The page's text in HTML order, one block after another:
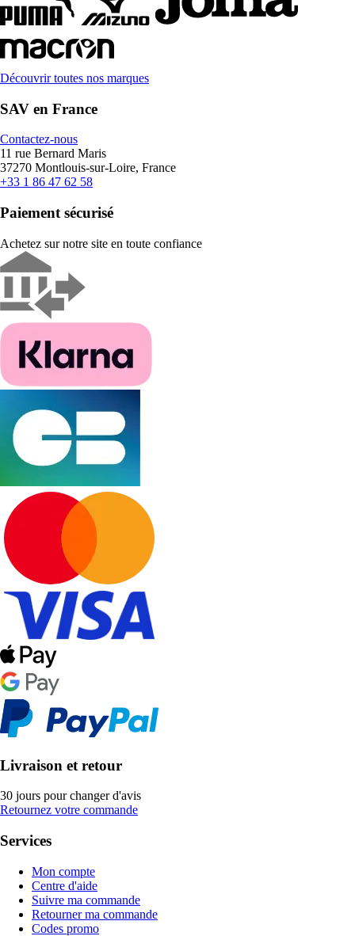
Découvrir toutes nos marques
SAV en France
Contactez-nous
11 rue Bernard Maris
37270 Montlouis-sur-Loire, France
+33 1 86 47 62 58
Paiement sécurisé
Achetez sur notre site en toute confiance
Livraison et retour
30 jours pour changer d'avis
Retournez votre commande
Services
Mon compte
Centre d'aide
Suivre ma commande
Retourner ma commande
Codes promo